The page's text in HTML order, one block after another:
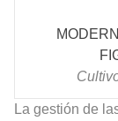
La gestión de